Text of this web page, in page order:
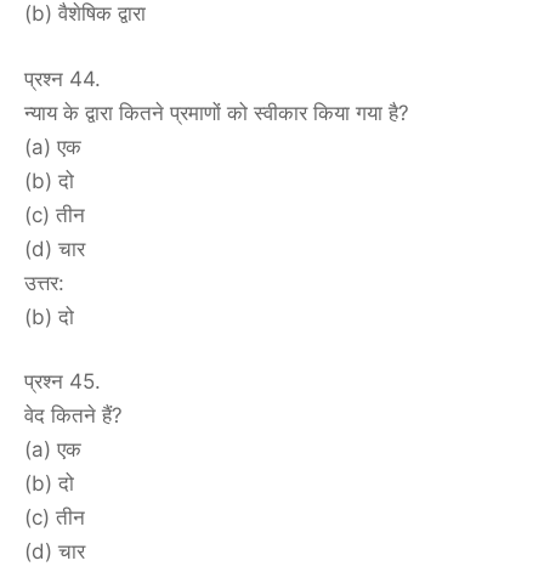
(b) वैशेषिक द्वारा
प्रश्न 44.
न्याय के द्वारा कितने प्रमाणों को स्वीकार किया गया है?
(a) एक
(b) दो
(c) तीन
(d) चार
उत्तर:
(b) दो
प्रश्न 45.
वेद कितने हैं?
(a) एक
(b) दो
(c) तीन
(d) चार